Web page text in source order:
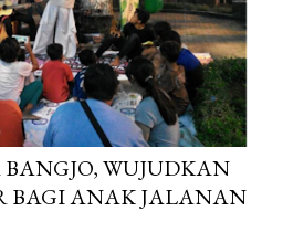
WUJUDKAN
BAGI ANAK JALANAN